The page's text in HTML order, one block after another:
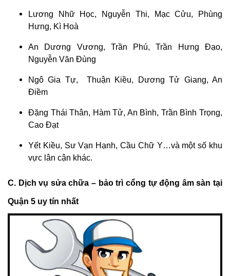
Lương Nhữ Học, Nguyễn Thi, Mạc Cửu, Phùng
Hưng, Kì Hoà
An Dương Vương, Trần Phú, Trần Hưng Đạo,
Nguyễn Văn Đùng
Ngô Gia Tự, Thuận Kiều, Dương Tử Giang, An
Điềm
Đặng Thái Thân, Hàm Tử, An Bình, Trần Bình Trọng,
Cao Đạt
Yết Kiều, Sư Vạn Hạnh, Cầu Chữ Y…và một số khu
vực lân cận khác.
C. Dịch vụ sửa chữa – bảo trì cổng tự động âm sàn tại
Quận 5 uy tín nhất